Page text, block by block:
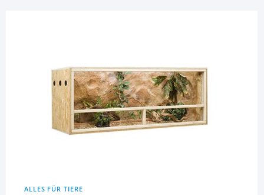
ALLES FÜR TIERE